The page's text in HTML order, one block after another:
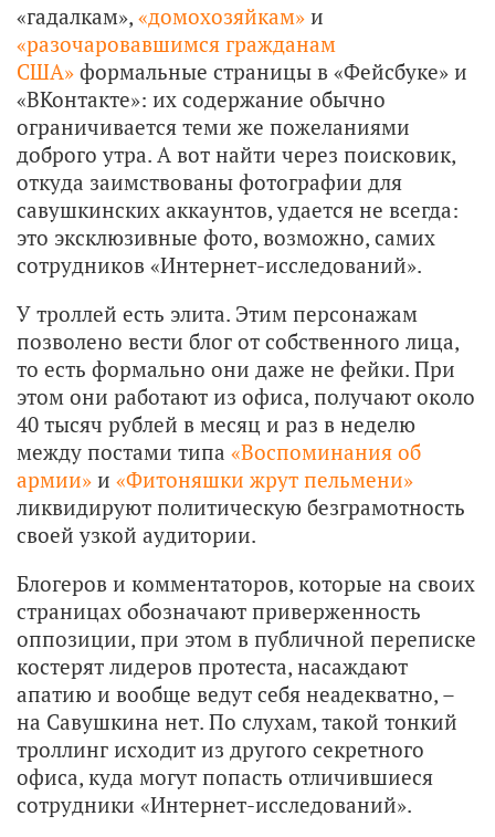
«гадалкам», «домохозяйкам» и
«разочаровавшимся гражданам
США» формальные страницы в «Фейсбуке» и
«ВКонтакте»: их содержание обычно
ограничивается теми же пожеланиями
доброго утра. А вот найти через поисковик,
откуда заимствованы фотографии для
савушкинских аккаунтов, удается не всегда:
это эксклюзивные фото, возможно, самих
сотрудников «Интернет-исследований».
У троллей есть элита. Этим персонажам
позволено вести блог от собственного лица,
то есть формально они даже не фейки. При
этом они работают из офиса, получают около
40 тысяч рублей в месяц и раз в неделю
между постами типа «Воспоминания об
армии» и «Фитоняшки жрут пельмени»
ликвидируют политическую безграмотность
своей узкой аудитории.
Блогеров и комментаторов, которые на своих
страницах обозначают приверженность
оппозиции, при этом в публичной переписке
костерят лидеров протеста, насаждают
апатию и вообще ведут себя неадекватно, –
на Савушкина нет. По слухам, такой тонкий
троллинг исходит из другого секретного
офиса, куда могут попасть отличившиеся
сотрудники «Интернет-исследований».